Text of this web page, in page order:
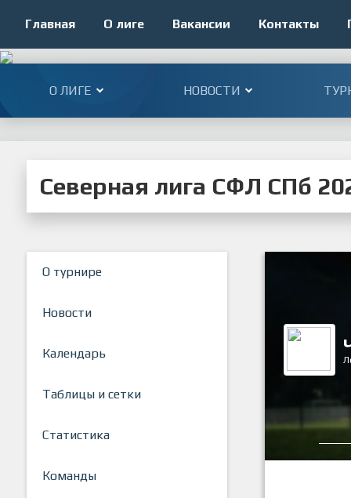
Главная О лиге Вакансии Контакты
О ЛИГЕ НОВОСТИ
Северная лига СФЛ СПб
О турнире
Новости
Календарь
Таблицы и сетки
Статистика
Команды